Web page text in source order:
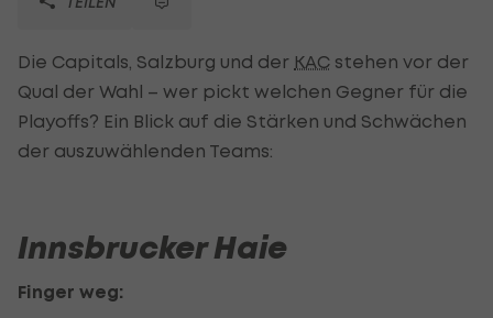
Die Capitals, Salzburg und der KAC stehen vor der
Qual der Wahl – wer pickt welchen Gegner für die
Playoffs? Ein Blick auf die Stärken und Schwächen
der auszuwählenden Teams:
Innsbrucker Haie
Finger weg: